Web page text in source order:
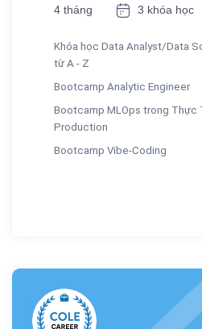
4 tháng 3 khóa học
Khóa học Data Analyst/Data
từ A - Z
Bootcamp Analytic Engineer
Bootcamp MLOps trong Thực
Production
Bootcamp Vibe-Coding